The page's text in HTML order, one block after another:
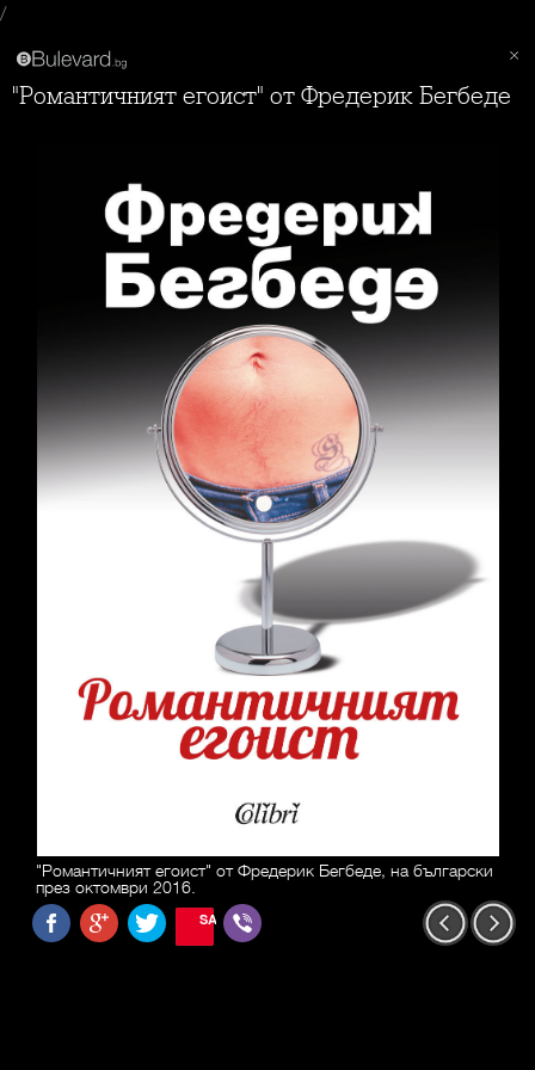
/
"Романтичният егоист" от Фредерик Бегбеде
"Романтичният егоист" от Фредерик Бегбеде, на български
през октомври 2016.
SAVE